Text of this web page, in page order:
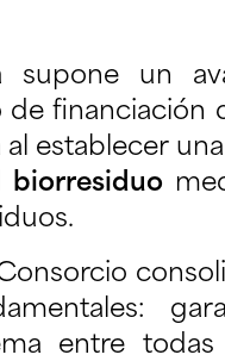
supone un
financiación
al establecer
biorresiduo
entre